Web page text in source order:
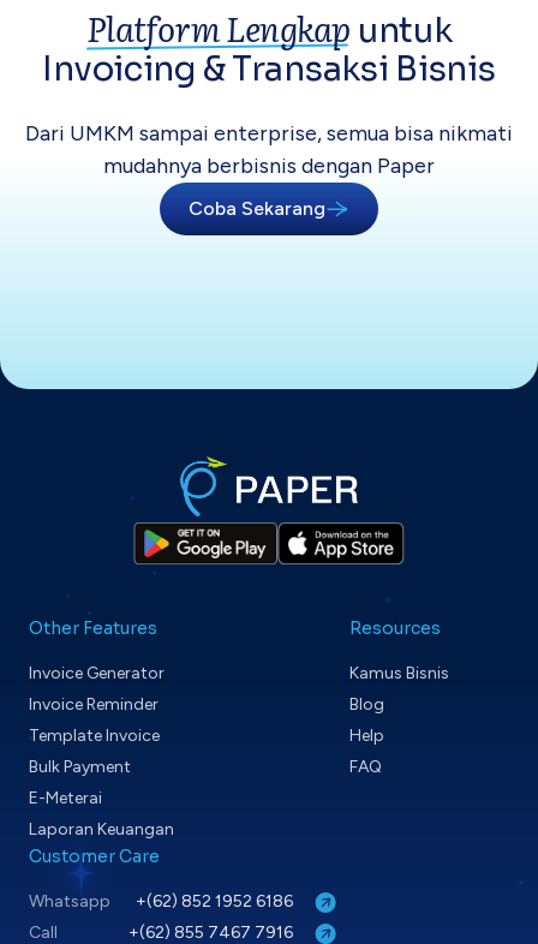
Platform Lengkap untuk
Invoicing &Transaksi Bisnis
Dari UMKM sampai enterprise, semua bisa nikmati
mudahnya berbisnis dengan Paper
Coba Sekarang
Other Features
Invoice Generator
Invoice Reminder
Template Invoice
Bulk Payment
E-Meterai
Laporan Keuangan
Resources
Kamus Bisnis
Blog
Help
FAQ
Customer Care
Whatsapp
+(62) 852 1952 6186
Call
+(62) 855 7467 7916